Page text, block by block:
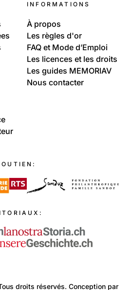
INFORMATIONS
À propos
Les règles d'or
FAQ et Mode d’Emploi
Les licences et les droits
Les guides MEMORIAV
Nous contacter
droits réservés. Conception par